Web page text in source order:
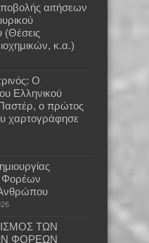
αιτήσεων
κ.α.)
Ο
Ελληνικού
Παστέρ, ο πρώτος
χαρτογράφησε
Φορέων
ΤΩΝ
ΦΟΡΕΩΝ